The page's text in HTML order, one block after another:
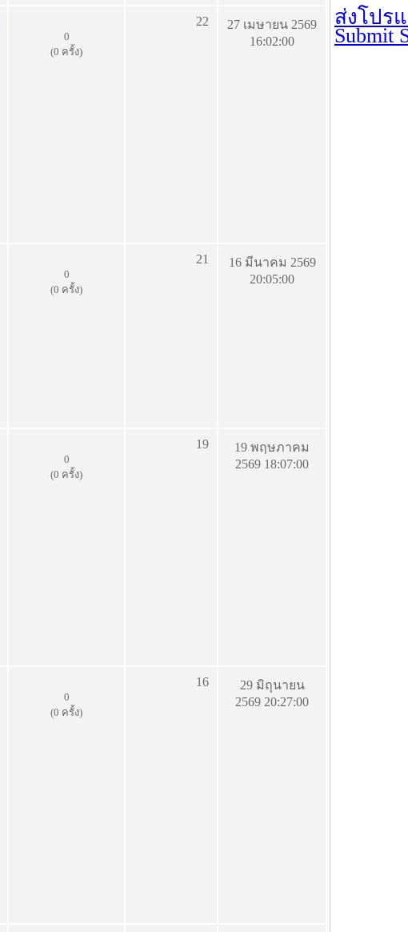
0
(0 ครั้ง)
22
27 เมษายน 2569
16:02:00
0
(0 ครั้ง)
21
16 มีนาคม 2569
20:05:00
0
(0 ครั้ง)
19
19 พฤษภาคม
2569 18:07:00
0
(0 ครั้ง)
16
29 มิถุนายน
2569 20:27:00
ส่งโปร
Submit